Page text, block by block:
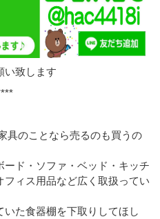
い致します
具のことなら売るのも買うの
ド・ソファ・ベッド・キッチ
ィス用品など広く取扱ってい
た食器棚を下取りしてほし